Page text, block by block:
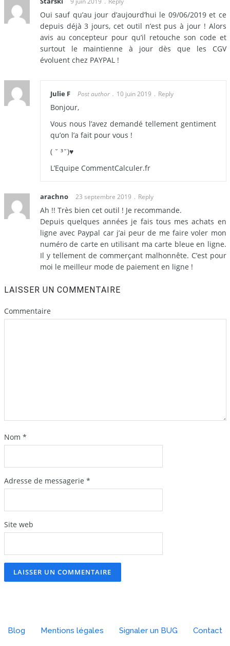
Oui sauf qu’au jour d’aujourd’hui le 09/06/2019 et ce
depuis déjà 3 jours, cet outil n’est pus à jour ! Alors
avis au concepteur pour qu’il retouche son code et
surtout le maintienne à jour dès que les CGV
évoluent chez PAYPAL !
Julie F Post author 10 juin 2019 Reply
Bonjour,
Vous nous l’avez demandé tellement gentiment
qu’on l’a fait pour vous !
( ˘ ³˘)♥
L’Equipe CommentCalculer.fr
arachno 23 septembre 2019 Reply
Ah !! Très bien cet outil ! Je recommande.
Depuis quelques années je fais tous mes achats en
ligne avec Paypal car j’ai peur de me faire voler mon
numéro de carte en utilisant ma carte bleue en ligne.
Il y tellement de commerçant malhonnête. C’est pour
moi le meilleur mode de paiement en ligne !
LAISSER UN COMMENTAIRE
Commentaire
Nom *
Adresse de messagerie *
Site web
Blog Mentions légales Signaler un BUG Contact